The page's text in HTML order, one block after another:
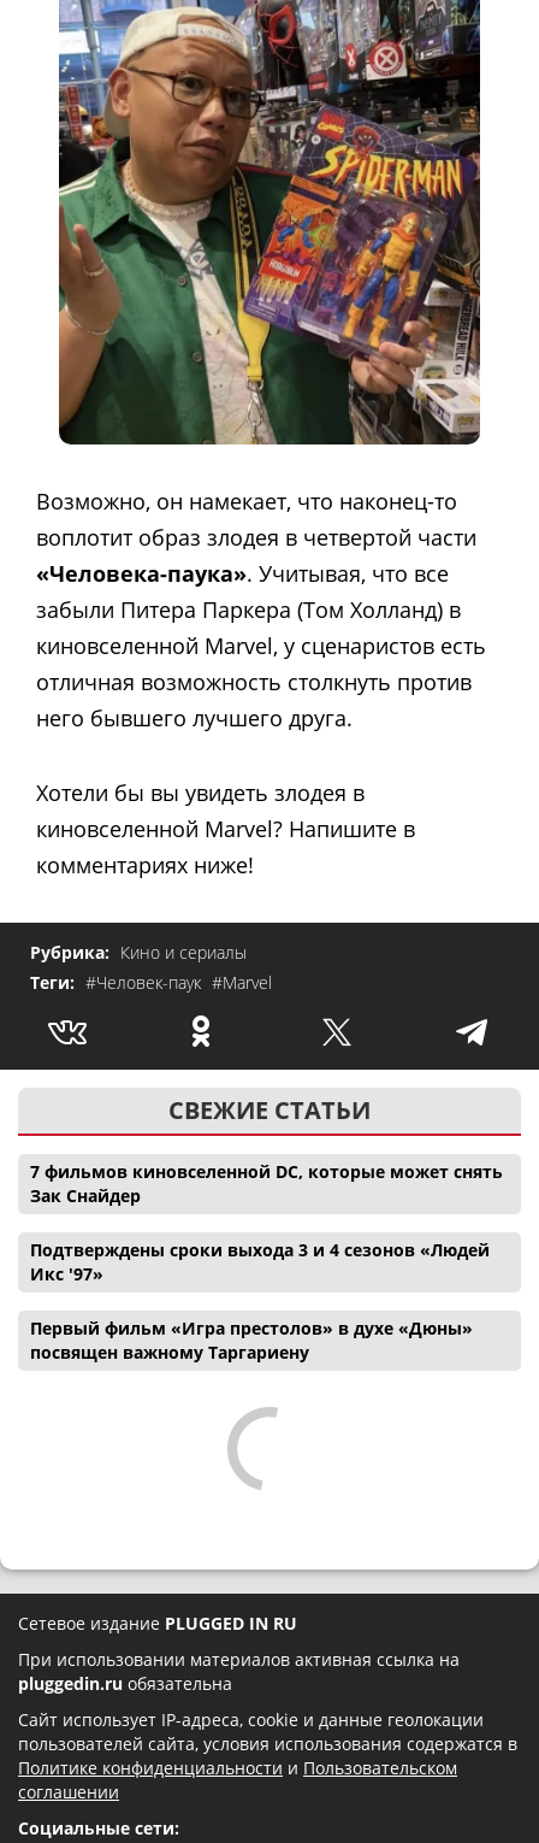
Возможно, он намекает, что наконец-то
воплотит образ злодея в четвертой части
«Человека-паука». Учитывая, что все
забыли Питера Паркера (Том Холланд) в
киновселенной Marvel, у сценаристов есть
отличная возможность столкнуть против
него бывшего лучшего друга.
Хотели бы вы увидеть злодея в
киновселенной Marvel? Напишите в
комментариях ниже!
Рубрика: Кино и сериалы
Теги: #Человек-паук #Marvel
СВЕЖИЕ СТАТЬИ
7 фильмов киновселенной DC, которые может снять
Зак Снайдер
Подтверждены сроки выхода 3 и 4 сезонов «Людей
Икс '97»
Первый фильм «Игра престолов» в духе «Дюны»
посвящен важному Таргариену
Сетевое издание PLUGGED IN RU
При использовании материалов активная ссылка на
pluggedin.ru обязательна
Сайт использует IP-адреса, cookie и данные геолокации
пользователей сайта, условия использования содержатся в
Политике конфиденциальности и Пользовательском
соглашении
Социальные сети: